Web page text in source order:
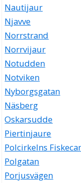
Nautijaur
Njavve
Norrstrand
Norrvijaur
Notudden
Notviken
Nyborgsgatan
Näsberg
Oskarsudde
Piertinjaure
Polcirkelns
Polgatan
Porjusvägen